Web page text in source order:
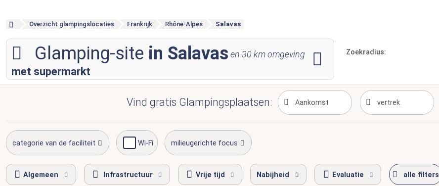
Overzicht glampingslocaties Frankrijk Rhône-Alpes Salavas
Glamping-site in Salavas en 30 km omgeving
met supermarkt
Zoekradius:
Vind gratis Glampingsplaatsen:
categorie van de faciliteit Wi-Fi milieugerichte focus
Algemeen Infrastructuur Vrije tijd Nabijheid Evaluatie alle filters